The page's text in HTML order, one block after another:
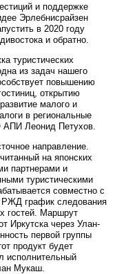
и поддержке
Эрлебнисрайзен
в 2020 году
и обратно.
туристических
из задач нашего
повышению
открытию
малого и
в региональные
Леонид Петухов.
направление.
на японских
партнерами и
туристическими
совместно с
график следования
гостей. Маршрут
Иркутска через Улан-
первой группы
продукт будет
исполнительный
Мукаш.